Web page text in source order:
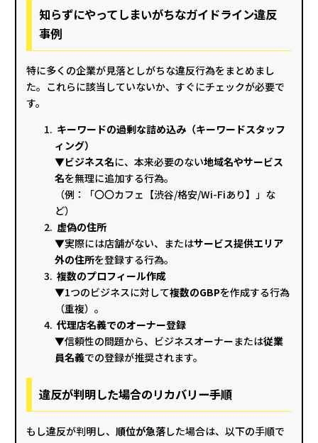
知らずにやってしまいがちなガイドライン違反
事例
特に多くの企業が見落としがちな違反行為をまとめまし
た。これらに該当していないか、すぐにチェックが必要で
す。
キーワードの過剰な詰め込み（キーワードスタッフ
ィング）
▼ビジネス名に、本来必要のない地域名やサービス
名を無理に追加する行為。
（例：「〇〇カフェ【渋谷/格安/Wi-Fiあり】」な
ど）
虚偽の住所
▼実際には店舗がない、またはサービス提供エリア
外の住所を登録する行為。
複数のプロフィール作成
▼1つのビジネスに対して複数のGBPを作成する行為
（重複）。
代理店名義でのオーナー登録
▼信頼性の問題から、ビジネスオーナーまたは従業
員名義での登録が推奨されます。
違反が判明した場合のリカバリー手順
もし違反が判明し、 順位が急落した場合は、以下の手順で